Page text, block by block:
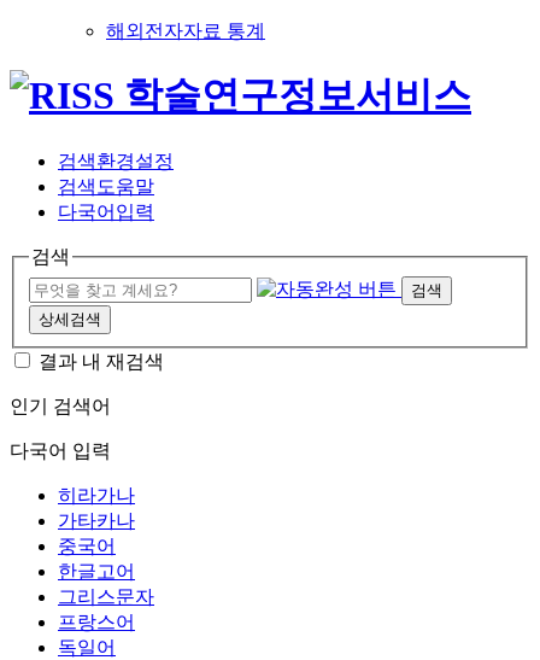
해외전자자료 통계
검색환경설정
검색도움말
다국어입력
검색
검색
상세검색
결과 내 재검색
인기 검색어
다국어 입력
히라가나
가타카나
중국어
한글고어
그리스문자
프랑스어
독일어